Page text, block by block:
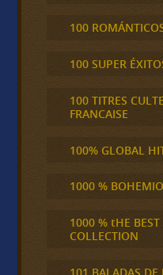
100
100 SUPER
100 TITRES
FRANCAISE
100% GLOBAL
1000 % BOHEMIO
1000 % tHE BEST
COLLECTION